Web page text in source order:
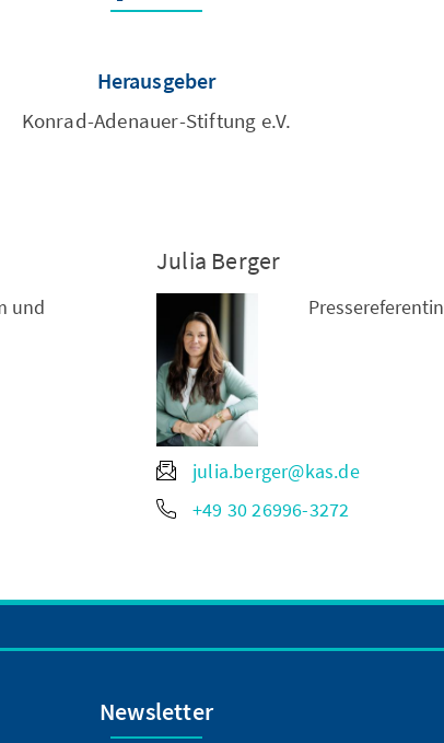
Herausgeber
Konrad-Adenauer-Stiftung e.V.
und
Julia Berger
Pressereferentin
julia.berger@kas.de
+49 30 26996-3272
Newsletter